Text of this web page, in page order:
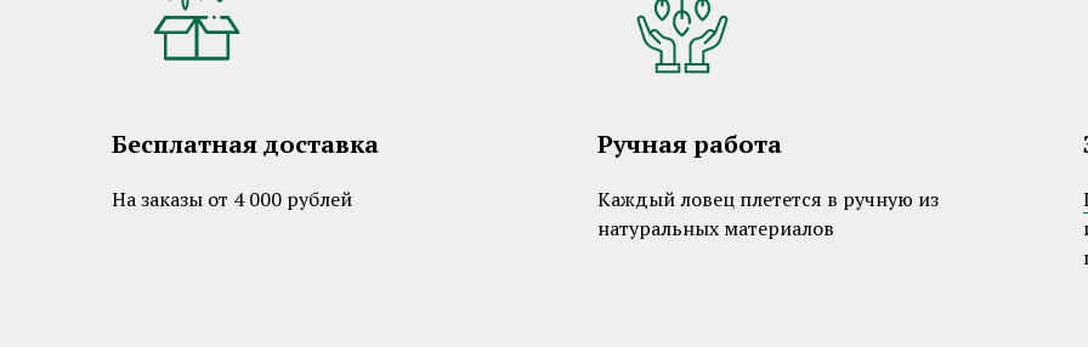
Бесплатная доставка
На заказы от 4 000 рублей
Ручная работа
Каждый ловец плетется в ручную из
натуральных материалов